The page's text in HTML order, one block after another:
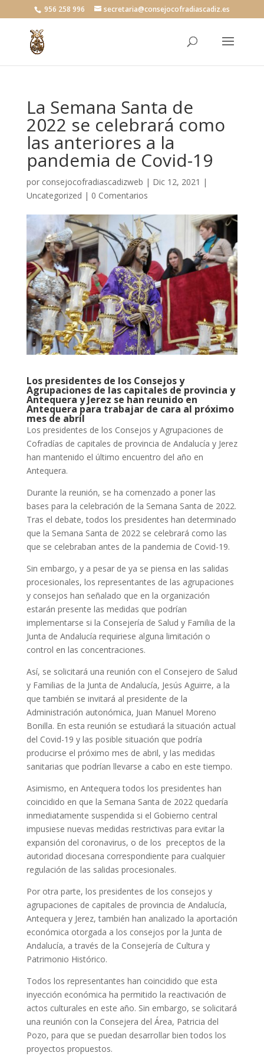
956 258 996 secretaria@consejocofradiascadiz.es
La Semana Santa de
2022 se celebrará como
las anteriores a la
pandemia de Covid-19
por consejocofradiascadizweb | Dic 12, 2021 |
Uncategorized | 0 Comentarios
Los presidentes de los Consejos y
Agrupaciones de las capitales de provincia y
Antequera y Jerez se han reunido en
Antequera para trabajar de cara al próximo
mes de abril
Los presidentes de los Consejos y Agrupaciones de
Cofradías de capitales de provincia de Andalucía y Jerez
han mantenido el último encuentro del año en
Antequera.
Durante la reunión, se ha comenzado a poner las
bases para la celebración de la Semana Santa de 2022.
Tras el debate, todos los presidentes han determinado
que la Semana Santa de 2022 se celebrará como las
que se celebraban antes de la pandemia de Covid-19.
Sin embargo, y a pesar de ya se piensa en las salidas
procesionales, los representantes de las agrupaciones
y consejos han señalado que en la organización
estarán presente las medidas que podrían
implementarse si la Consejería de Salud y Familia de la
Junta de Andalucía requiriese alguna limitación o
control en las concentraciones.
Así, se solicitará una reunión con el Consejero de Salud
y Familias de la Junta de Andalucía, Jesús Aguirre, a la
que también se invitará al presidente de la
Administración autonómica, Juan Manuel Moreno
Bonilla. En esta reunión se estudiará la situación actual
del Covid-19 y las posible situación que podría
producirse el próximo mes de abril, y las medidas
sanitarias que podrían llevarse a cabo en este tiempo.
Asimismo, en Antequera todos los presidentes han
coincidido en que la Semana Santa de 2022 quedaría
inmediatamente suspendida si el Gobierno central
impusiese nuevas medidas restrictivas para evitar la
expansión del coronavirus, o de los preceptos de la
autoridad diocesana correspondiente para cualquier
regulación de las salidas procesionales.
Por otra parte, los presidentes de los consejos y
agrupaciones de capitales de provincia de Andalucía,
Antequera y Jerez, también han analizado la aportación
económica otorgada a los consejos por la Junta de
Andalucía, a través de la Consejería de Cultura y
Patrimonio Histórico.
Todos los representantes han coincidido que esta
inyección económica ha permitido la reactivación de
actos culturales en este año. Sin embargo, se solicitará
una reunión con la Consejera del Área, Patricia del
Pozo, para que se puedan desarrollar bien todos los
proyectos propuestos.